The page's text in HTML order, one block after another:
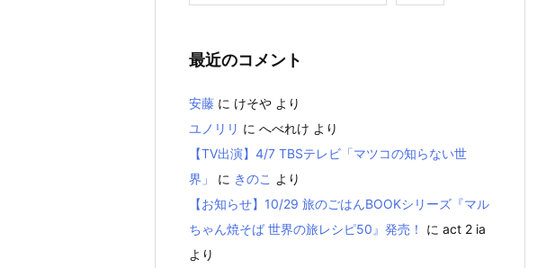
最近のコメント
安藤 に けそや より
ユノリリ に へべれけ より
【TV出演】4/7 TBSテレビ「マツコの知らない世
界」
に きのこ より
【お知らせ】10/29 旅のごはんBOOKシリーズ『マル
ちゃん焼そば 世界の旅レシピ50』発売！
に act 2 ia
より